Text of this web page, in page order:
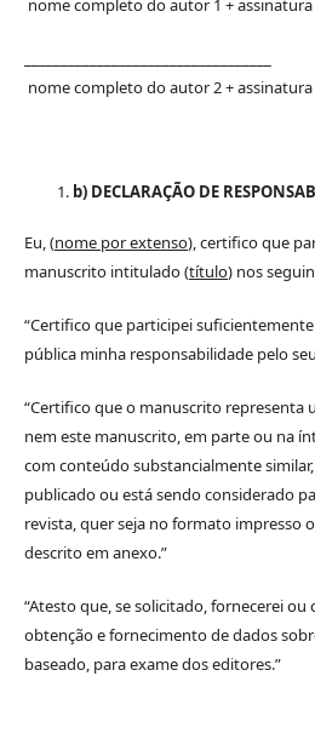
nome completo do autor 1 + assinatura
nome completo do autor 2 + assinatura
b) DECLARAÇÃO DE
Eu, (nome por extenso), certifico que
manuscrito intitulado (título) nos
“Certifico que participei
pública minha responsabilidade pelo
“Certifico que o manuscrito representa
nem este manuscrito, em parte ou na
com conteúdo substancialmente
publicado ou está sendo considerado
revista, quer seja no formato impresso
descrito em anexo.”
“Atesto que, se solicitado, fornecerei
obtenção e fornecimento de dados
baseado, para exame dos editores.”